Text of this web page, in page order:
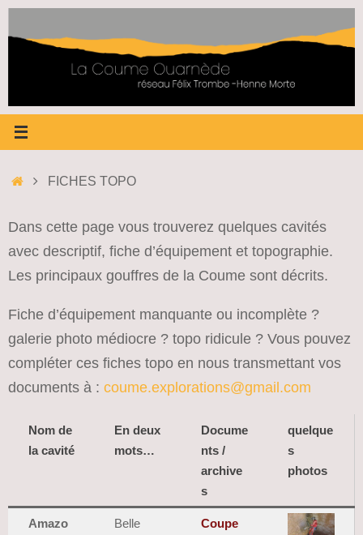
Passer
au
ACCUEIL
FICHES TOPO
Dans cette page vous trouverez quelques cavités
avec descriptif, fiche d’équipement et topographie.
Les principaux gouffres de la Coume sont décrits.
Fiche d’équipement manquante ou incomplète ?
galerie photo médiocre ? topo ridicule ? Vous pouvez
compléter ces fiches topo en nous transmettant vos
documents à : coume.explorations@gmail.com
Nom de
la cavité
En deux
mots…
Docume
nts /
archive
s
quelque
s
photos
Amazo
Belle
Coupe